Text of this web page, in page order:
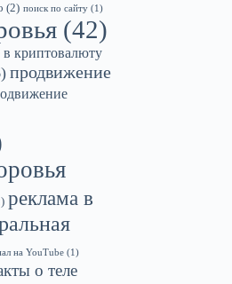
(2) поиск по сайту (1)
(42)
криптовалюту
продвижение
реклама в
на YouTube (1)
о теле